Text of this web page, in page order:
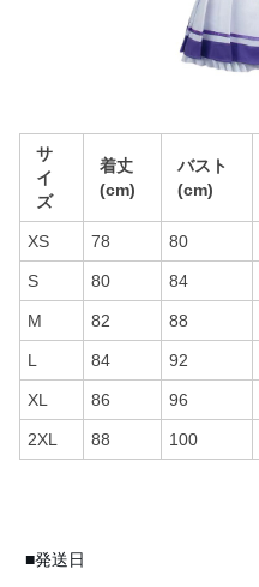
サ
イ
ズ
着丈
(cm)
バスト
(cm)
XS 78 80
S 80 84
M 82 88
L 84 92
XL 86 96
2XL 88 100
■発送日